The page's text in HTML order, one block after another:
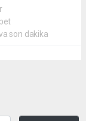
son dakika